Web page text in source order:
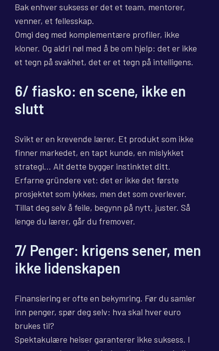
Bak enhver suksess er det et team, mentorer,
venner, et fellesskap.
Omgi deg med komplementære profiler, ikke
kloner. Og aldri nøl med å be om hjelp: det er ikke
et tegn på svakhet, det er et tegn på intelligens.
6/ fiasko: en scene, ikke en
slutt
Svikt er en krevende lærer. Et produkt som ikke
finner markedet, en tapt kunde, en mislykket
strategi… Alt dette bygger instinktet ditt.
Erfarne gründere vet: det er ikke det første
prosjektet som lykkes, men det som overlever.
Tillat deg selv å feile, begynn på nytt, juster. Så
lenge du lærer, går du fremover.
7/ Penger: krigens sener, men
ikke lidenskapen
Finansiering er ofte en bekymring. Før du samler
inn penger, spør deg selv: hva skal hver euro
brukes til?
Spektakulære heiser garanterer ikke suksess. I